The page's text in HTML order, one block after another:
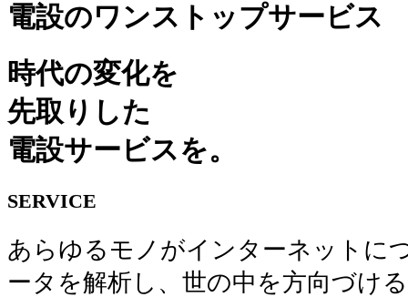
電設のワンストップサービス
時代の変化を
先取りした
電設サービスを。
SERVICE
あらゆるモノがインターネットに
ータを解析し、世の中を方向づけ